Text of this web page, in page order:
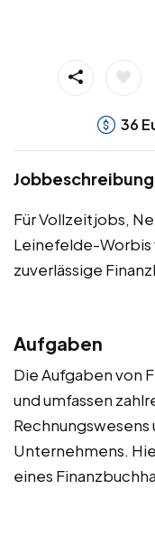
36
Jobbeschreibung
Für Vollzeitjobs,
Leinefelde-
zuverlässige
Aufgaben
Die Aufgaben von
und umfassen
Unternehmens.
eines